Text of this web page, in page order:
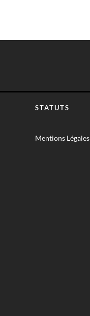
STATUTS
Mentions Légales